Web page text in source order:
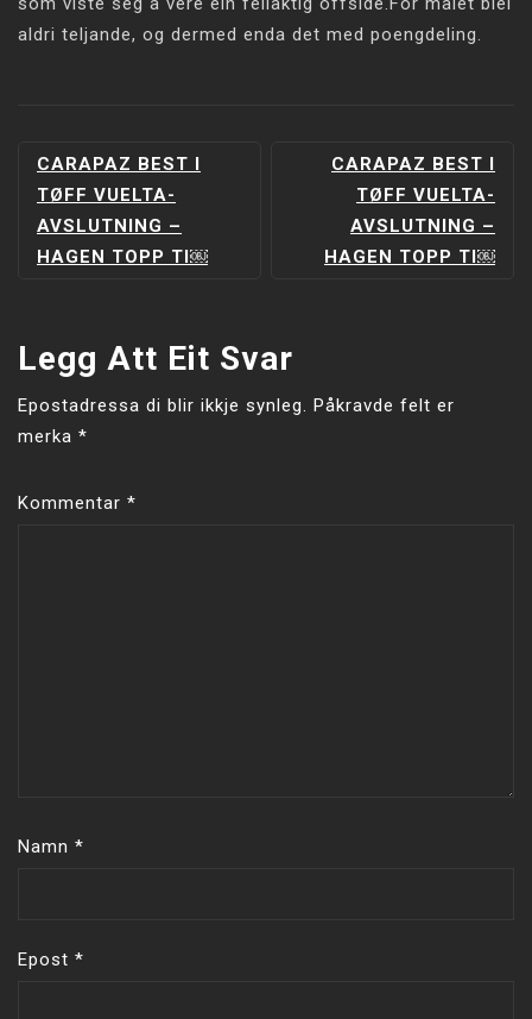
aldri teljande, og dermed enda det med poengdeling.
INNLEGGSNAVIGERING
CARAPAZ BEST I
TØFF VUELTA-
AVSLUTNING –
HAGEN TOPP TI￼
CARAPAZ BEST I
TØFF VUELTA-
AVSLUTNING –
HAGEN TOPP TI￼
Legg Att Eit Svar
Epostadressa di blir ikkje synleg. Påkravde felt er
merka *
Kommentar *
Namn *
Epost *